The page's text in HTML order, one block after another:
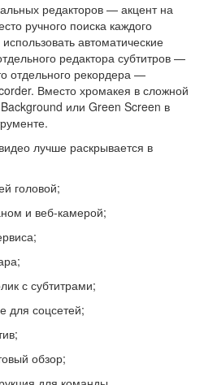
редакторов — акцент на
ручного поиска каждого
автоматические
редактора субтитров —
отдельного рекордера —
Вместо хромакея в сложной
или Green Screen в
лучше раскрывается в
головой;
и веб-камерой;
с субтитрами;
для соцсетей;
обзор;